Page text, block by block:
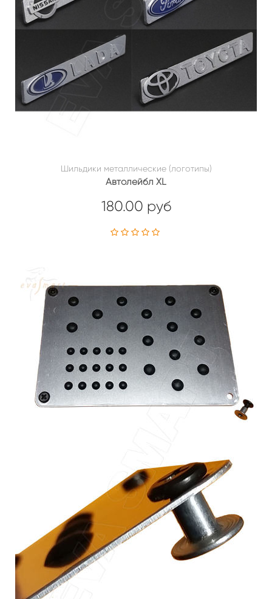
Шильдики металлические (логотипы)
Автолейбл XL
180.00 руб